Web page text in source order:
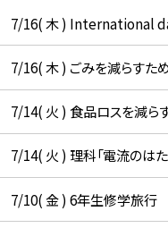
7/16( 木 ) International
7/16( 木 ) ごみを減らすた
7/14( 火 ) 食品ロスを減ら
7/14( 火 ) 理科「電流のはた
7/10( 金 ) 6年生修学旅行